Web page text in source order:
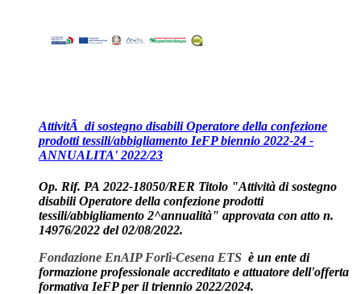
AttivitÃ di sostegno disabili Operatore della confezione
prodotti tessili/abbigliamento IeFP biennio 2022-24 -
ANNUALITA' 2022/23
Op. Rif. PA 2022-18050/RER Titolo "Attività di sostegno
disabili Operatore della confezione prodotti
tessili/abbigliamento 2^annualità" approvata con atto n.
14976/2022 del 02/08/2022.
Fondazione EnAIP Forlì-Cesena ETS è un ente di
formazione professionale accreditato e attuatore dell'offerta
formativa IeFP per il triennio 2022/2024.